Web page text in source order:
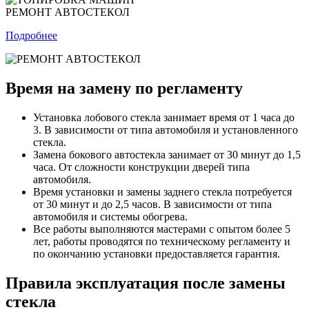
РЕМОНТ АВТОСТЕКОЛ
Подробнее
Время на замену по регламенту
Установка лобового стекла занимает время от 1 часа до
3. В зависимости от типа автомобиля и установленного
стекла.
Замена бокового автостекла занимает от 30 минут до 1,5
часа. От сложности конструкции дверей типа
автомобиля.
Время установки и замены заднего стекла потребуется
от 30 минут и до 2,5 часов. В зависимости от типа
автомобиля и системы обогрева.
Все работы выполняются мастерами с опытом более 5
лет, работы проводятся по техническому регламенту и
по окончанию установки предоставляется гарантия.
Правила эксплуатация после замены
стекла